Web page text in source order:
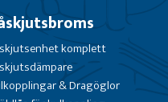
komplett
& Dragöglor